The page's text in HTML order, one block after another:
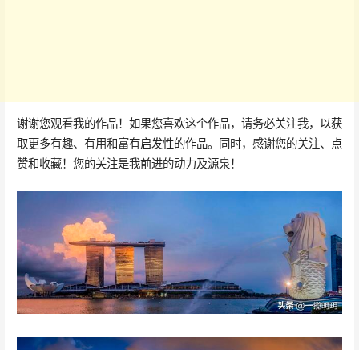
谢谢您观看我的作品！如果您喜欢这个作品，请务必关注我，以获
取更多有趣、有用和富有启发性的作品。同时，感谢您的关注、点
赞和收藏！您的关注是我前进的动力及源泉！